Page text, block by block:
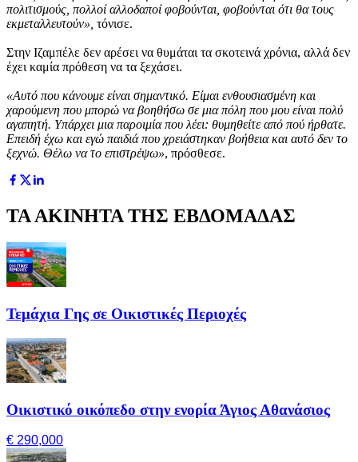
πολιτισμούς, πολλοί αλλοδαποί φοβούνται, φοβούνται ότι θα τους
εκμεταλλευτούν», τόνισε.
Στην Ιζαμπέλε δεν αρέσει να θυμάται τα σκοτεινά χρόνια, αλλά δεν
έχει καμία πρόθεση να τα ξεχάσει.
«Αυτό που κάνουμε είναι σημαντικό. Είμαι ενθουσιασμένη και
χαρούμενη που μπορώ να βοηθήσω σε μια πόλη που μου είναι πολύ
αγαπητή. Υπάρχει μια παροιμία που λέει: θυμηθείτε από πού ήρθατε.
Επειδή έχω και εγώ παιδιά που χρειάστηκαν βοήθεια και αυτό δεν το
ξεχνώ. Θέλω να το επιστρέψω», πρόσθεσε.
ΤΑ ΑΚΙΝΗΤΑ ΤΗΣ ΕΒΔΟΜΑΔΑΣ
Τεμάχια Γης σε Οικιστικές Περιοχές
Οικιστικό οικόπεδο στην ενορία Άγιος Αθανάσιος
€ 290,000